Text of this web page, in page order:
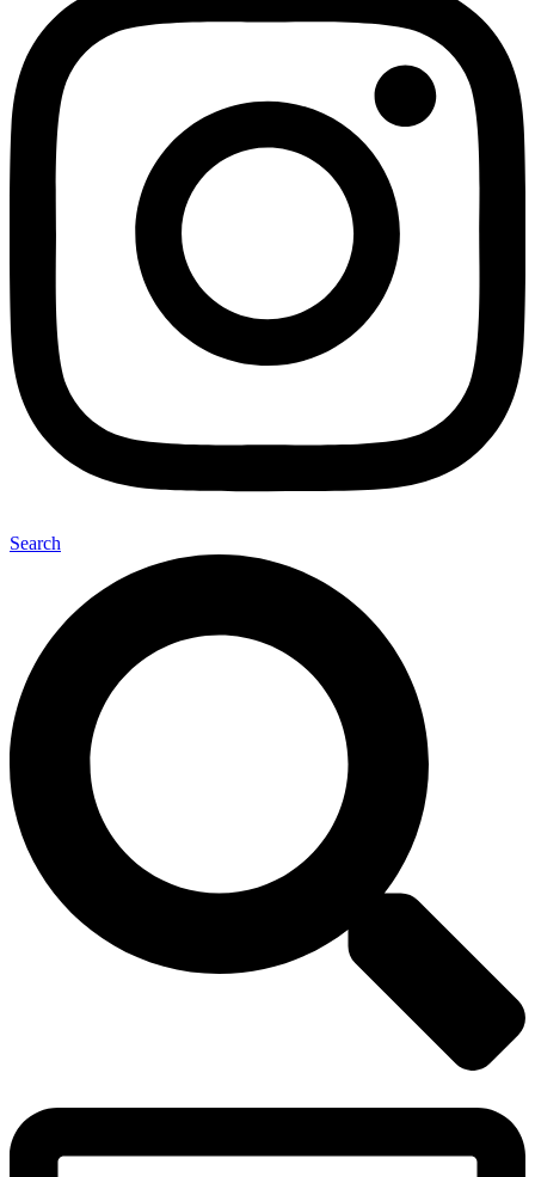
Search